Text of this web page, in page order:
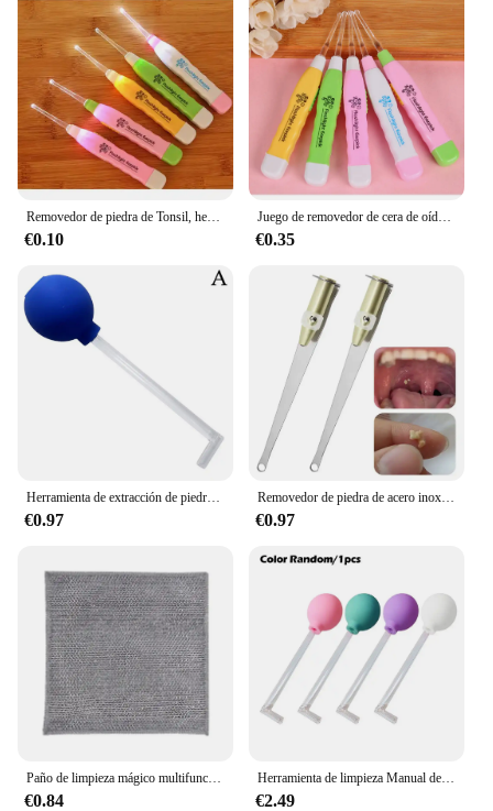
Removedor de piedra de Tonsil, herramienta de cuidado de limpieza, irrigador de oreja de acero inoxidable, jeringa, color aleatorio, luz LED, nuevo
€0.10
Juego de removedor de cera de oído con luz LED, irrigador de acero inoxidable, jeringa, herramienta de cuidado de limpieza, nueva amoladora, herramientas de piedra aleatorias, 1 Juego
€0.35
Herramienta de extracción de piedra, removedor Manual, limpieza de la boca, cuidado, cera del oído, limpiador de bolas de succión
€0.97
Removedor de piedra de acero inoxidable con luz LED, herramienta para el cuidado de la limpieza de la boca, 1 piezas
€0.97
Paño de limpieza mágico multifuncional de doble cara, trapo de alambre de Metal engrosado, cocina, aceite antiadherente, paño de cocina, toalla, herramienta de limpieza
€0.84
Herramienta de limpieza Manual de piedra, removedor de estilo Manual, limpiador de succión de piedra, bola de oreja, cuidado St B1F1
€2.49